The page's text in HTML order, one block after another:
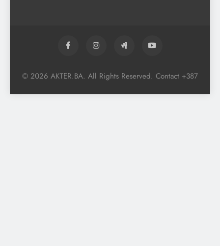
© 2026 AKTER.BA. All Rights Reserved. Contact +387